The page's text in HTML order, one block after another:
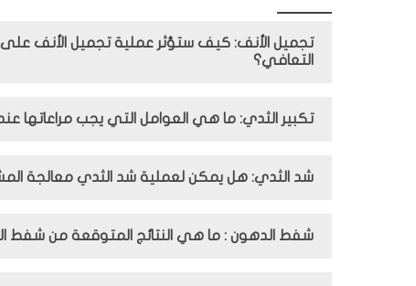
تجميل الأنف: كيف ستؤثر عملية تجميل الأنف
التعافي؟
تكبير الثدي: ما هي العوامل التي يجب مراعاتها
شد الثدي: هل يمكن لعملية شد الثدي معالجة
شفط الدهون : ما هي النتائج المتوقعة من شفط